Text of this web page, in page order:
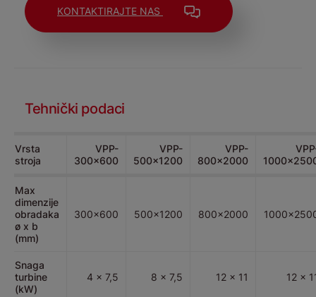
KONTAKTIRAJTE NAS
Tehnički podaci
Vrsta
stroja
VPP-
300x600
VPP-
500x1200
VPP-
800x2000
Max
dimenzije
obradaka
ø x b
(mm)
300x600 500x1200 800x2000
Snaga
turbine
(kW)
4 x 7,5 8 x 7,5 12 x 11 12 x